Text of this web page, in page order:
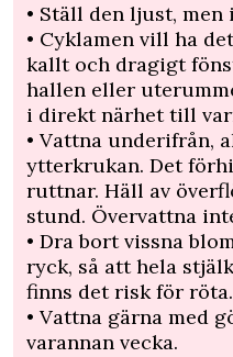
• Ställ den ljust,
• Cyklamen vill ha
kallt och dragigt
hallen eller
i direkt närhet till
• Vattna underifrån,
ytterkrukan. Det
ruttnar. Häll av
stund. Övervattna
• Dra bort vissna
ryck, så att hela
finns det risk för röta.
• Vattna gärna med
varannan vecka.